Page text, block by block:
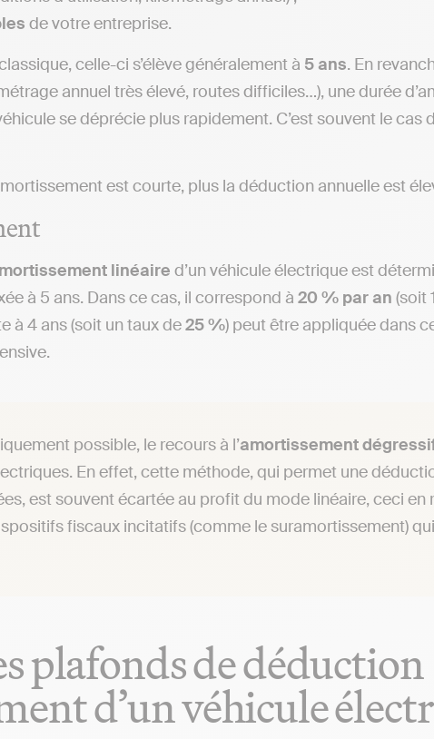
de votre entreprise.
celle-ci s’élève généralement à 5 ans. En
annuel très élevé, routes difficiles…), une durée
se déprécie plus rapidement. C’est souvent le cas
est courte, plus la déduction annuelle est
linéaire d’un véhicule électrique est
à 5 ans. Dans ce cas, il correspond à 20 % par an (soit
à 4 ans (soit un taux de25 %) peut être appliquée dans
possible, le recours à l’amortissement
En effet, cette méthode, qui permet une
est souvent écartée au profit du mode linéaire, ceci
fiscaux incitatifs (comme le suramortissement)
plafonds de déduction
d’un véhicule